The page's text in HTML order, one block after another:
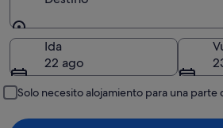
Destino
Ida
22 ago
Solo necesito alojamiento para una parte